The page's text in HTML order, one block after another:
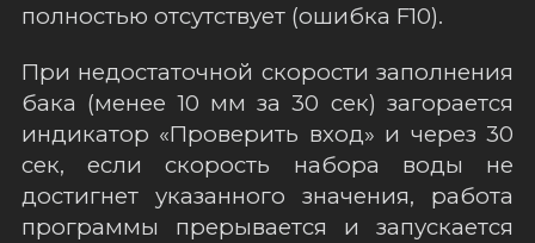
полностью отсутствует (ошибка F10).
При недостаточной скорости заполнения
бака (менее 10 мм за 30 сек) загорается
индикатор «Проверить вход» и через 30
сек, если скорость набора воды не
достигнет указанного значения, работа
программы прерывается и запускается